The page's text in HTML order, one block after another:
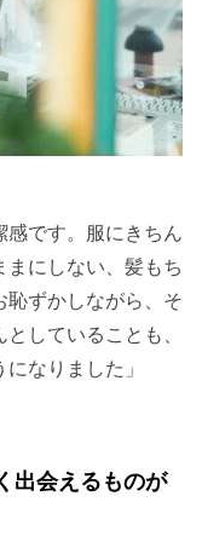
感です。服にきちん
にしない、髪もち
恥ずかしながら、そ
していることも、
なりました」
出会えるものが